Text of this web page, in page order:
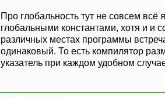
Про глобальность тут не совсем всё
глобальными константами, хотя и и
различных местах программы
одинаковый. То есть компилятор
указатель при каждом удобном